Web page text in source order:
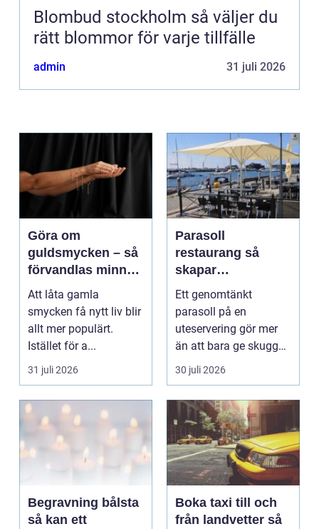
Blombud stockholm så väljer du
rätt blommor för varje tillfälle
admin 31 juli 2026
Göra om
guldsmycken – så
förvandlas minnen
till nya favoriter
Att låta gamla
smycken få nytt liv blir
allt mer populärt.
Istället för a...
31 juli 2026
Parasoll
restaurang så
skapar
uteserveringen rätt
känsla året runt
Ett genomtänkt
parasoll på en
uteservering gör mer
än att bara ge skugga.
Det påverkar hur länge
gäs...
30 juli 2026
Begravning bålsta
så kan ett
Boka taxi till och
från landvetter så